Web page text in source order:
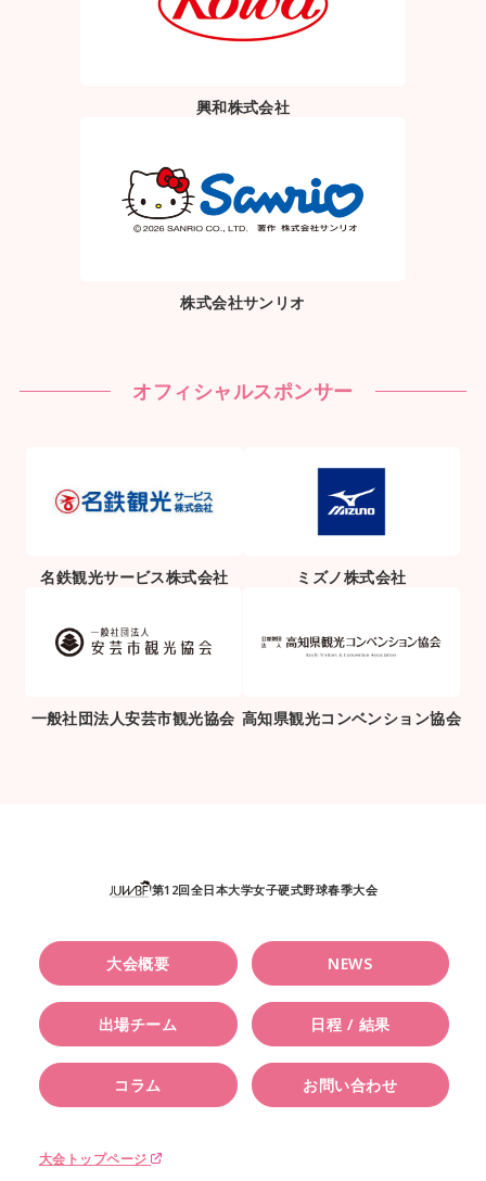
興和株式会社
株式会社サンリオ
オフィシャルスポンサー
名鉄観光サービス株式会社 ミズノ株式会社
一般社団法人安芸市観光協会 高知県観光コンベンション協会
第12回全日本大学女子硬式野球春季大会
大会概要 NEWS
出場チーム 日程 / 結果
コラム お問い合わせ
大会トップページ